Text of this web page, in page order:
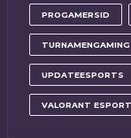
PROGAMERSID
TURNAMENGAMING
UPDATEESPORTS
VALORANT